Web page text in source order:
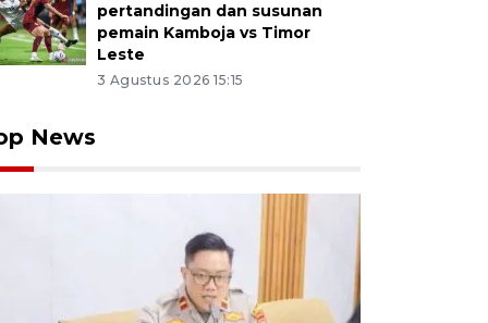
pertandingan dan susunan
pemain Kamboja vs Timor
Leste
3 Agustus 2026 15:15
News